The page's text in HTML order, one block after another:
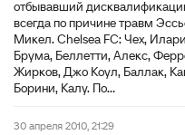
отбывавший
всегда по причине травм
Микел. Chelsea FC: Чех,
Брума, Беллетти, Алекс,
Жирков, Джо Коул, Баллак,
Борини, Калу. По...
30 апреля 2010, 21:29